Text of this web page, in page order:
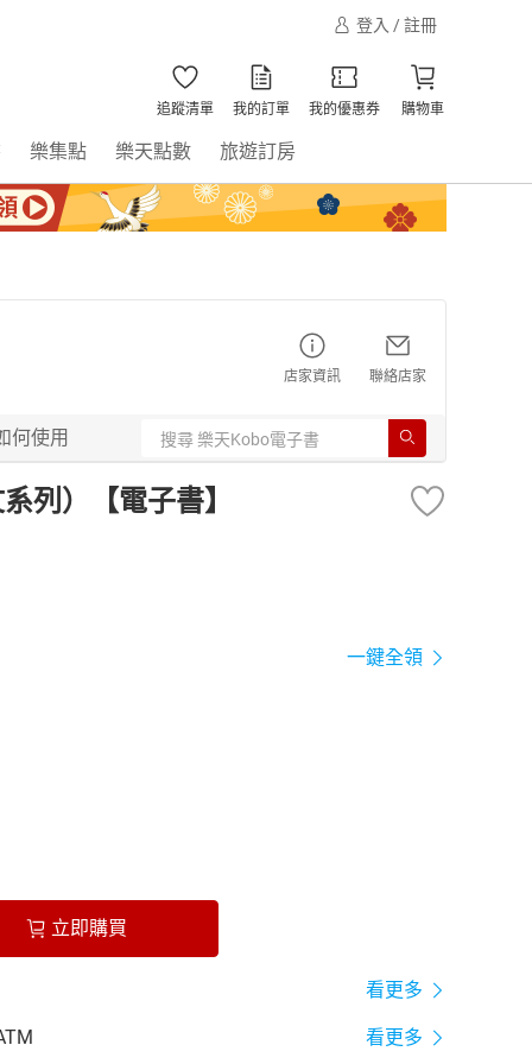
登入 / 註冊
追蹤清單 我的訂單 我的優惠券 購物車
樂集點 樂天點數 旅遊訂房
店家資訊 聯絡店家
何使用
列）【電子書】
一鍵全領
立即購買
看更多
看更多